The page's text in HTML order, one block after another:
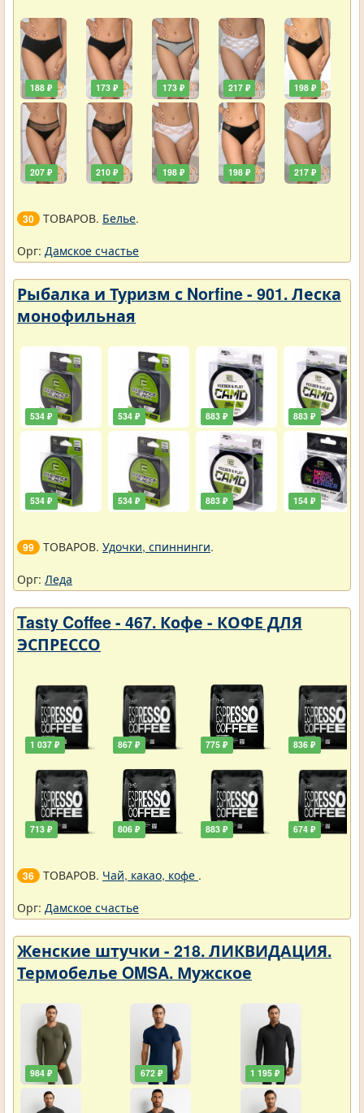
188 ₽
207 ₽
173 ₽
210 ₽
173 ₽
198 ₽
217 ₽
198 ₽
198 ₽
217 ₽
30 ТОВАРОВ. Белье.
Орг: Дамское счастье
Рыбалка и Туризм с Norfine - 901. Леска
монофильная
534 ₽
534 ₽
534 ₽
534 ₽
883 ₽
883 ₽
883 ₽
154 ₽
99 ТОВАРОВ. Удочки, спиннинги.
Орг: Леда
Tasty Coffee - 467. Кофе - КОФЕ ДЛЯ
ЭСПРЕССО
1 037 ₽
713 ₽
867 ₽
806 ₽
775 ₽
883 ₽
836 ₽
674 ₽
36 ТОВАРОВ. Чай, какао, кофе .
Орг: Дамское счастье
Женские штучки - 218. ЛИКВИДАЦИЯ.
Термобелье OMSA. Мужское
984 ₽ 672 ₽ 1 195 ₽